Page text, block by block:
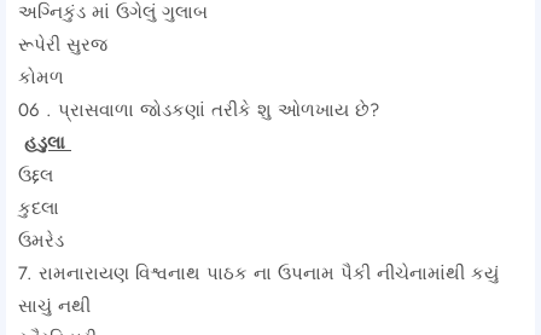
અગ્નિકુંડ માં ઉગેલું ગુલાબ
રૂપેરી સુરજ
કોમળ
06 . પ્રાસવાળા જોડકણાં તરીકે શુ ઓળખાય છે?
હડુલા
ઉદ્દલ
કુદલા
ઉમરેડ
7. રામનારાયણ વિશ્વનાથ પાઠક ના ઉપનામ પૈકી નીચેનામાંથી કયું
સાચું નથી